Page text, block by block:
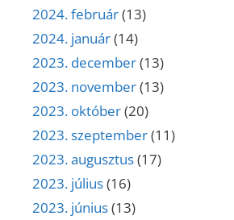
2024. február(13)
2024. január(14)
2023. december(13)
2023. november(13)
2023. október(20)
2023. szeptember(11)
2023. augusztus(17)
2023. július(16)
2023. június(13)